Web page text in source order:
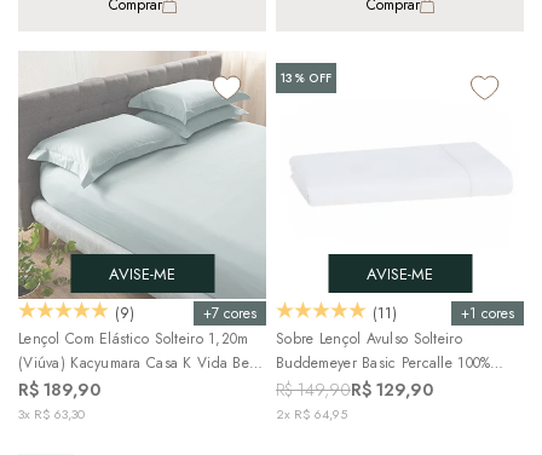
Comprar Comprar
AVISE-ME
+7 cores
(9)
Lençol Com Elástico Solteiro 1,20m
(Viúva) Kacyumara Casa K Vida Bela
100% Algodão Egípcio Percal 200
Fios (1 Peça)
R$ 189,90
3x R$ 63,30
13%OFF
AVISE-ME
+1 cores
(11)
Sobre Lençol Avulso Solteiro
Buddemeyer Basic Percalle 100%
Algodão Penteado 180 Fios (1 Peça)
R$ 149,90R$ 129,90
2x R$ 64,95